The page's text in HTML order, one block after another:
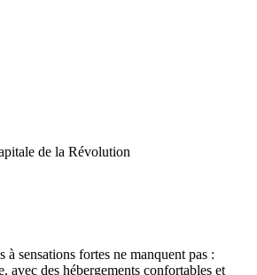
sensations fortes ne manquent pas :
des hébergements confortables et